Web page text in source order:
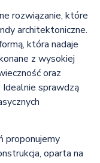
rozwiązanie, które
architektoniczne.
która nadaje
z wysokiej
oraz
Idealnie sprawdzą
proponujemy
oparta na